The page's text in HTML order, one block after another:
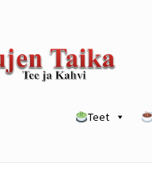
Teet